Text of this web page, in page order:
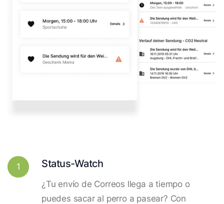
1 Status-Watch
¿Tu envío de Correos llega a tiempo o
puedes sacar al perro a pasear? Con